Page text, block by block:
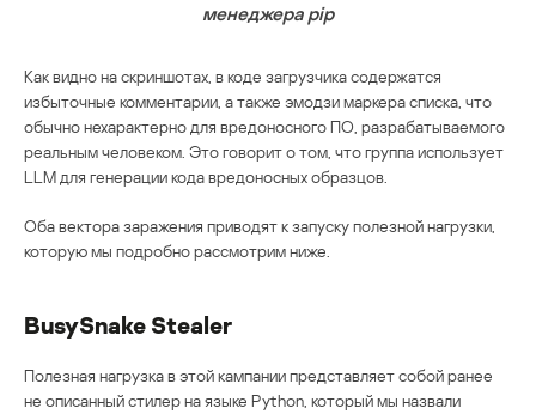
менеджера pip
Как видно на скриншотах, в коде загрузчика содержатся
избыточные комментарии, а также эмодзи маркера списка, что
обычно нехарактерно для вредоносного ПО, разрабатываемого
реальным человеком. Это говорит о том, что группа использует
LLM для генерации кода вредоносных образцов.
Оба вектора заражения приводят к запуску полезной нагрузки,
которую мы подробно рассмотрим ниже.
BusySnake Stealer
Полезная нагрузка в этой кампании представляет собой ранее
не описанный стилер на языке Python, который мы назвали